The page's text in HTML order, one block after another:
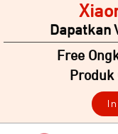
Dapatkan
Free